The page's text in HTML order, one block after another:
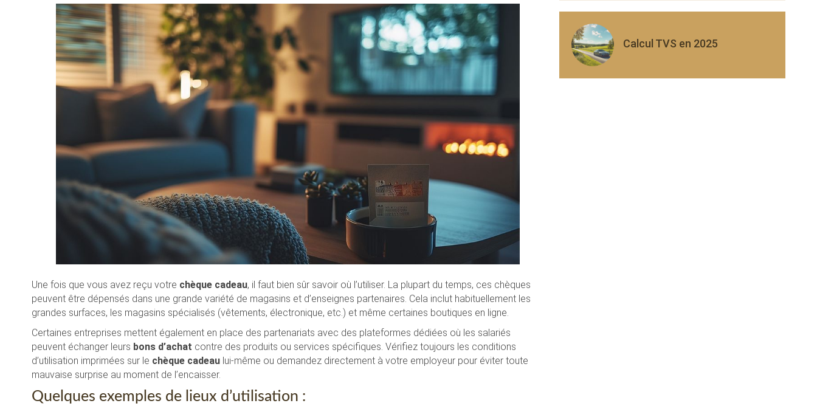
Une fois que vous avez reçu votre chèque cadeau, il faut bien sûr savoir où l’utiliser. La plupart du temps, ces chèques
peuvent être dépensés dans une grande variété de magasins et d’enseignes partenaires. Cela inclut habituellement les
grandes surfaces, les magasins spécialisés (vêtements, électronique, etc.) et même certaines boutiques en ligne.
Certaines entreprises mettent également en place des partenariats avec des plateformes dédiées où les salariés
peuvent échanger leurs bons d’achat contre des produits ou services spécifiques. Vérifiez toujours les conditions
d’utilisation imprimées sur le chèque cadeau lui-même ou demandez directement à votre employeur pour éviter toute
mauvaise surprise au moment de l’encaisser.
Quelques exemples de lieux d’utilisation :
Calcul TVS en 2025